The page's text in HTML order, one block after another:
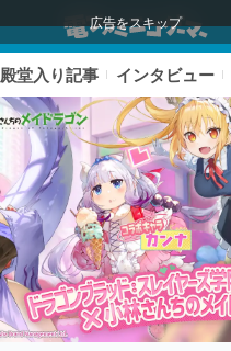
広告をスキップ
殿堂入り記事 インタビュー